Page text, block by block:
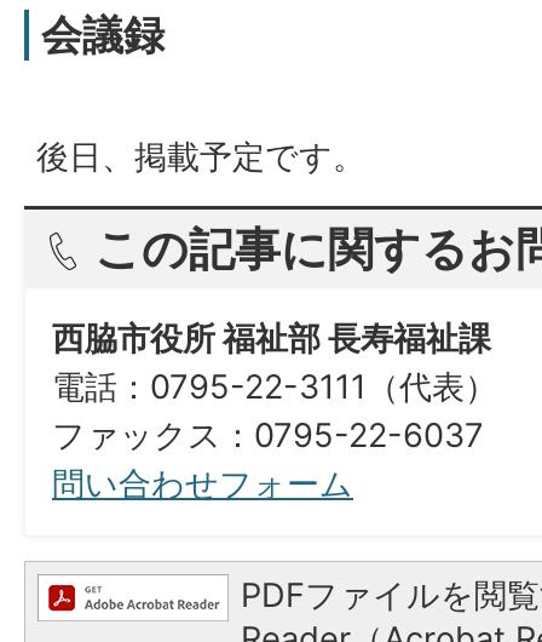
会議録
後日、掲載予定です。
この記事に関するお
西脇市役所 福祉部 長寿福祉課
電話：0795-22-3111（代表）​​​​​​​
ファックス：0795-22-6037
問い合わせフォーム
PDFファイルを閲